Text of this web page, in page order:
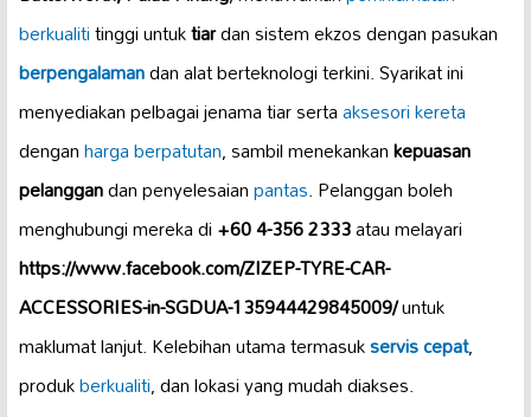
berkualititinggi untuktiardan sistem ekzos dengan pasukan
berpengalamandan alat berteknologi terkini. Syarikat ini
menyediakan pelbagai jenama tiar sertaaksesori kereta
denganharga berpatutan, sambil menekankankepuasan
pelanggandan penyelesaianpantas. Pelanggan boleh
menghubungi mereka di+60 4-356 2333atau melayari
https://www.facebook.com/ZIZEP-TYRE-CAR-
ACCESSORIES-in-SGDUA-135944429845009/untuk
maklumat lanjut. Kelebihan utama termasukservis cepat,
produkberkualiti, dan lokasi yang mudah diakses.